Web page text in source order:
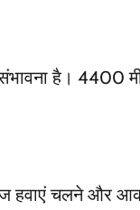
संभावना है। 4400
हवाएं चलने और